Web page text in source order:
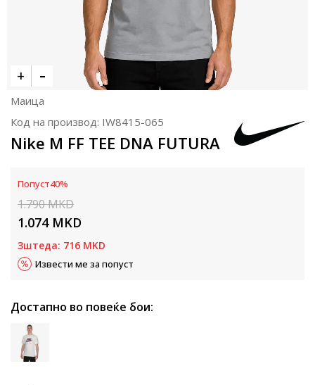
Маица
Код на производ: IW8415-065
Nike M FF TEE DNA FUTURA
Попуст40%
1.790MKD
1.074 MKD
Зштеда: 716 MKD
Извести ме за попуст
Достапно во повеќе бои: